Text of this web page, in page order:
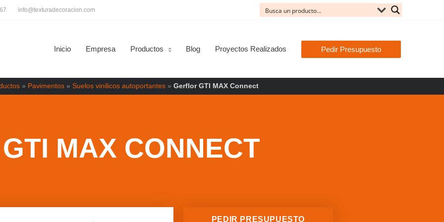
info@texturadecoracion.com
Inicio Empresa Productos Blog Proyectos Realizados Pedir Presupuesto
» Pavimentos» Suelos vinilicos autoportantes» Gerflor GTI MAX Connect
MAX CONNECT
PEDIR PRESUPUESTO